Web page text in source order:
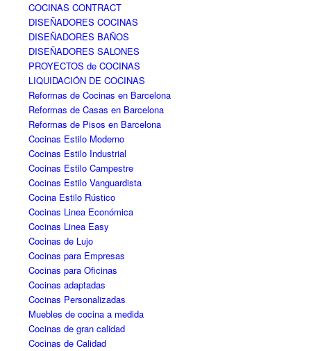
COCINAS CONTRACT
DISEÑADORES COCINAS
DISEÑADORES BAÑOS
DISEÑADORES SALONES
PROYECTOS de COCINAS
LIQUIDACIÓN DE COCINAS
Reformas de Cocinas en Barcelona
Reformas de Casas en Barcelona
Reformas de Pisos en Barcelona
Cocinas Estilo Moderno
Cocinas Estilo Industrial
Cocinas Estilo Campestre
Cocinas Estilo Vanguardista
Cocina Estilo Rústico
Cocinas Linea Económica
Cocinas Linea Easy
Cocinas de Lujo
Cocinas para Empresas
Cocinas para Oficinas
Cocinas adaptadas
Cocinas Personalizadas
Muebles de cocina a medida
Cocinas de gran calidad
Cocinas de Calidad